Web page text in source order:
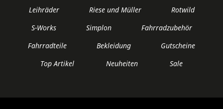
Leihräder
Riese und Müller
Rotwild
S-Works
Simplon
Fahrradzubehör
Fahrradteile
Bekleidung
Gutscheine
Top Artikel
Neuheiten Sale